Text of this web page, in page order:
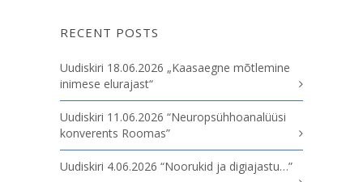
RECENT POSTS
Uudiskiri 18.06.2026 „Kaasaegne mõtlemine
inimese elurajast“
Uudiskiri 11.06.2026 “Neuropsühhoanalüüsi
konverents Roomas”
Uudiskiri 4.06.2026 “Noorukid ja digiajastu…”